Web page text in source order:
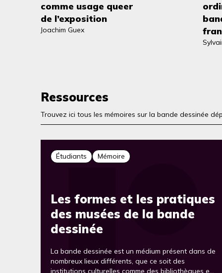
comme usage queer
de l’exposition
Joachim Guex
Ressources
Trouvez ici tous les mémoires sur la bande dessinée
Étudiants Mémoire
Les formes et les pratiques
des musées de la bande
dessinée
La bande dessinée est un médium présent dans de
nombreux lieux différents, que ce soit des
institutions culturelles comme des bibliothèques et